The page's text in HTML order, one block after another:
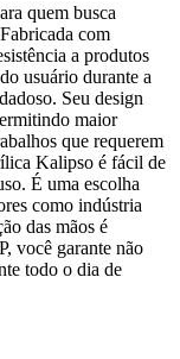
quem busca
com
a produtos
usuário durante a
Seu design
maior
que requerem
Kalipso é fácil de
É uma escolha
como indústria
das mãos é
você garante não
todo o dia de